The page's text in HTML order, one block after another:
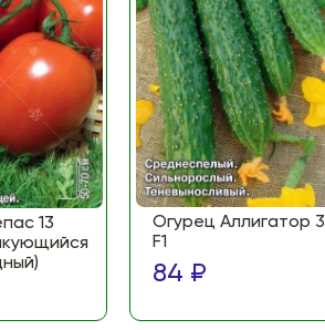
13
Огурец Аллигатор 3
F1
84 ₽